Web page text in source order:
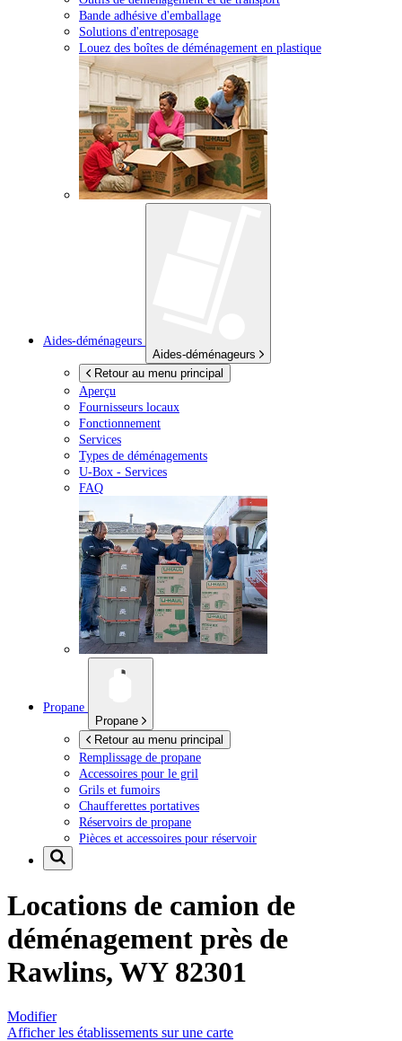
Bande adhésive d'emballage
Solutions d'entreposage
Louez des boîtes de déménagement en plastique
Aides-déménageurs
Aides-déménageurs
Retour au menu principal
Aperçu
Fournisseurs locaux
Fonctionnement
Services
Types de déménagements
U-Box - Services
FAQ
Propane
Propane
Retour au menu principal
Remplissage de propane
Accessoires pour le gril
Grils et fumoirs
Chaufferettes portatives
Réservoirs de propane
Pièces et accessoires pour réservoir
Locations de camion de
déménagement près de
Rawlins, WY 82301
Modifier
Afficher les établissements sur une carte